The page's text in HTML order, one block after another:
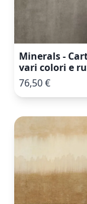
Minerals -
vari colori e
76,50 €